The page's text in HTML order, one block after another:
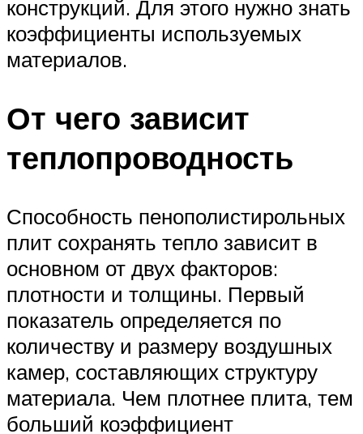
конструкций. Для этого нужно знать
коэффициенты используемых
материалов.
От чего зависит
теплопроводность
Способность пенополистирольных
плит сохранять тепло зависит в
основном от двух факторов:
плотности и толщины. Первый
показатель определяется по
количеству и размеру воздушных
камер, составляющих структуру
материала. Чем плотнее плита, тем
больший коэффициент